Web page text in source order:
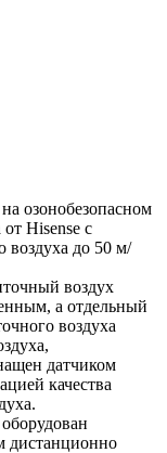
озонобезопасном
Hisense с
воздуха до 50 м/
воздух
а отдельный
воздуха
датчиком
качества
дистанционно